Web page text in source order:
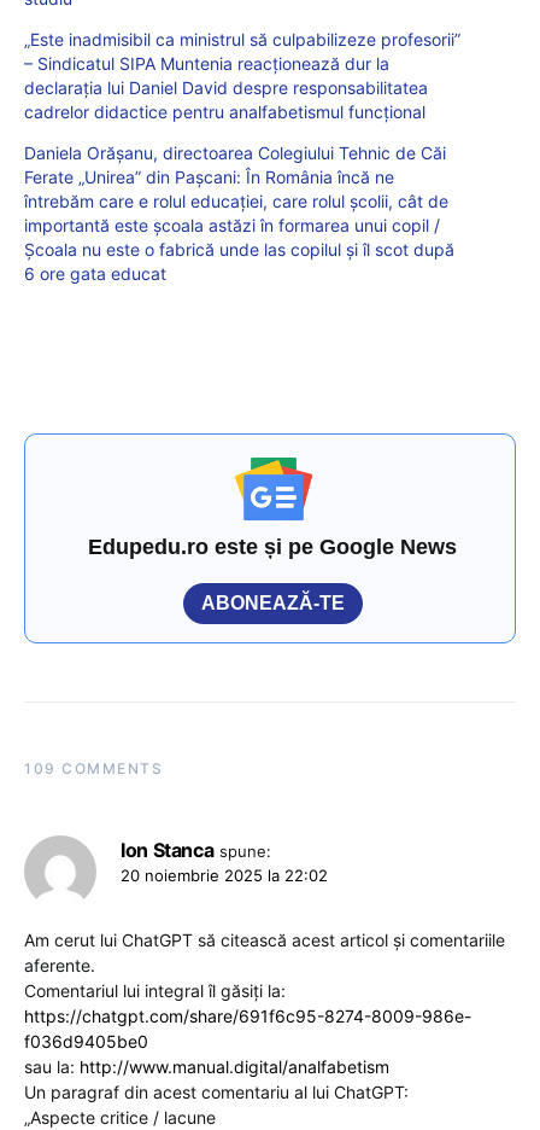
„Este inadmisibil ca ministrul să culpabilizeze profesorii”
– Sindicatul SIPA Muntenia reacționează dur la
declarația lui Daniel David despre responsabilitatea
cadrelor didactice pentru analfabetismul funcțional
Daniela Orășanu, directoarea Colegiului Tehnic de Căi
Ferate „Unirea” din Pașcani: În România încă ne
întrebăm care e rolul educației, care rolul școlii, cât de
importantă este școala astăzi în formarea unui copil /
Școala nu este o fabrică unde las copilul și îl scot după
6 ore gata educat
Edupedu.ro este și pe Google News
ABONEAZĂ-TE
109 COMMENTS
Ion Stanca spune:
20 noiembrie 2025 la 22:02
Am cerut lui ChatGPT să citească acest articol și comentariile
aferente.
Comentariul lui integral îl găsiți la:
https://chatgpt.com/share/691f6c95-8274-8009-986e-
f036d9405be0
sau la: http://www.manual.digital/analfabetism
Un paragraf din acest comentariu al lui ChatGPT:
„Aspecte critice / lacune